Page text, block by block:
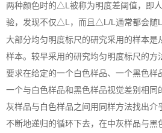
两种颜色时的△L被称为明度差阈值，即
验，发现不仅△L，而且△L/L通常都会随L
大部分均匀明度标尺的研究采用的样本是
样本。较早采用的研究均匀明度标尺的方
要求在给定的一个白色样品、一个黑色样
一个与白色样品和黑色样品视觉差别相同
灰样品与白色样品之间用同样方法找出介
不断地递归的循环下去，在中灰样品与黑